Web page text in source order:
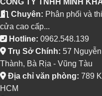
CÔNG TY TNHH MINH
Chuyên: Phân phối và
cửa cao cấp...
Hotline: 0962.548.139
Trụ Sở Chính: 57
Thành, Bà Rịa - Vũng Tàu
Địa chỉ văn phòng: 789
HCM